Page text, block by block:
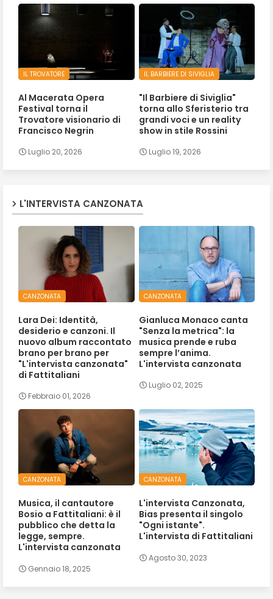
IL TROVATORE
Al Macerata Opera
Festival torna il
Trovatore visionario di
Francisco Negrin
Luglio 20, 2026
IL BARBIERE DI SIVIGLIA
"Il Barbiere di Siviglia"
torna allo Sferisterio tra
grandi voci e un reality
show in stile Rossini
Luglio 19, 2026
L'INTERVISTA CANZONATA
CANZONATA
Lara Dei: Identità,
desiderio e canzoni. Il
nuovo album raccontato
brano per brano per
"L'intervista canzonata"
di Fattitaliani
Febbraio 01, 2026
CANZONATA
Gianluca Monaco canta
"Senza la metrica": la
musica prende e ruba
sempre l’anima.
L'intervista canzonata
Luglio 02, 2025
CANZONATA
Musica, il cantautore
Bosio a Fattitaliani: è il
pubblico che detta la
legge, sempre.
L'intervista canzonata
Gennaio 18, 2025
CANZONATA
L'intervista Canzonata,
Bias presenta il singolo
"Ogni istante".
L'intervista di Fattitaliani
Agosto 30, 2023